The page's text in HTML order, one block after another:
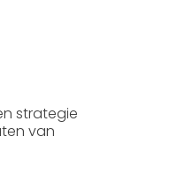
strategie
van